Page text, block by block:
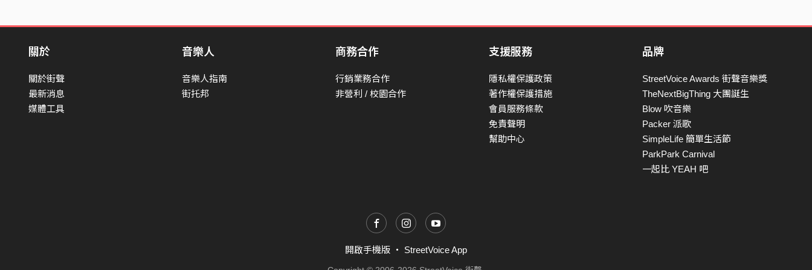
關於
關於街聲
最新消息
媒體工具
音樂人
音樂人指南
街托邦
商務合作
行銷業務合作
非營利 / 校園合作
支援服務
隱私權保護政策
著作權保護措施
會員服務條款
免責聲明
幫助中心
品牌
StreetVoice Awards 街聲音樂獎
TheNextBigThing 大團誕生
Blow 吹音樂
Packer 派歌
SimpleLife 簡單生活節
ParkPark Carnival
一起比 YEAH 吧
開啟手機版 ・ StreetVoice App